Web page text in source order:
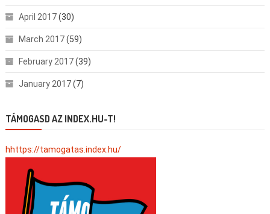
April 2017(30)
March 2017(59)
February 2017(39)
January 2017(7)
TÁMOGASD AZ INDEX.HU-T!
hhttps://tamogatas.index.hu/